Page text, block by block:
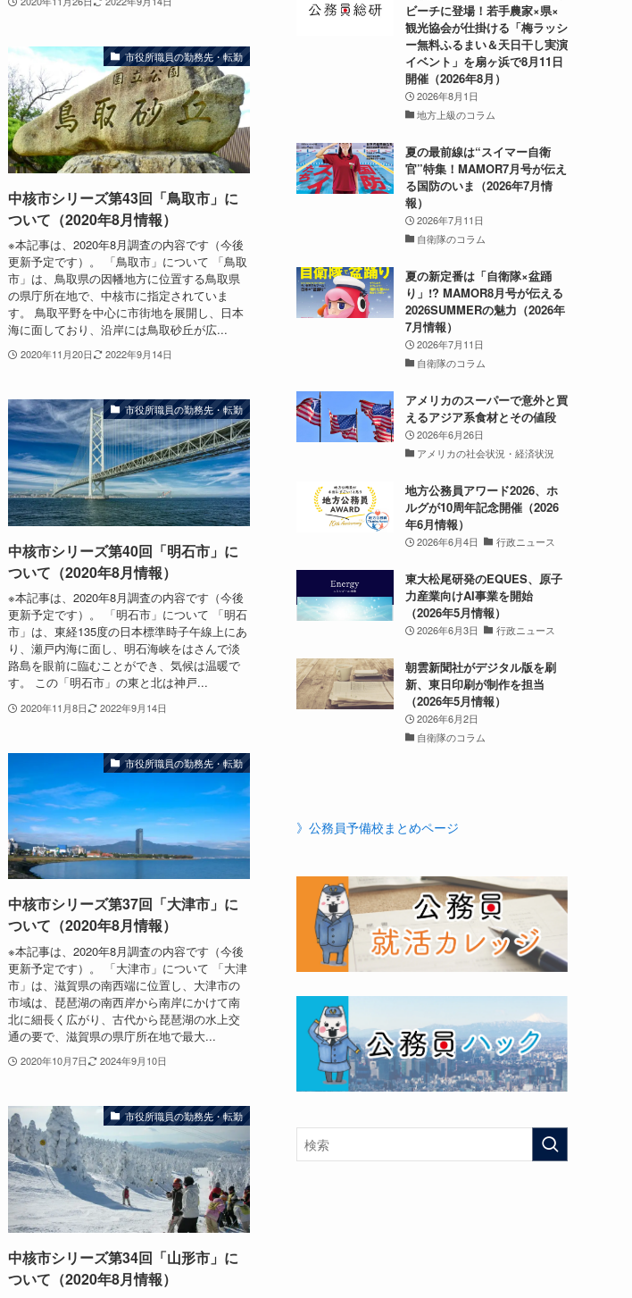
市役所職員の勤務先・転勤
中核市シリーズ第43回「鳥取市」に
ついて（2020年8月情報）
※本記事は、2020年8月調査の内容です（今後
更新予定です）。 「鳥取市」について 「鳥取
市」は、鳥取県の因幡地方に位置する鳥取県
の県庁所在地で、中核市に指定されていま
す。 鳥取平野を中心に市街地を展開し、日本
海に面しており、沿岸には鳥取砂丘が広...
2020年11月20日 2022年9月14日
市役所職員の勤務先・転勤
中核市シリーズ第40回「明石市」に
ついて（2020年8月情報）
※本記事は、2020年8月調査の内容です（今後
更新予定です）。 「明石市」について 「明石
市」は、東経135度の日本標準時子午線上にあ
り、瀬戸内海に面し、明石海峡をはさんで淡
路島を眼前に臨むことができ、気候は温暖で
す。 この「明石市」の東と北は神戸...
2020年11月8日 2022年9月14日
市役所職員の勤務先・転勤
中核市シリーズ第37回「大津市」に
ついて（2020年8月情報）
※本記事は、2020年8月調査の内容です（今後
更新予定です）。 「大津市」について 「大津
市」は、滋賀県の南西端に位置し、大津市の
市域は、琵琶湖の南西岸から南岸にかけて南
北に細長く広がり、古代から琵琶湖の水上交
通の要で、滋賀県の県庁所在地で最大...
2020年10月7日 2024年9月10日
市役所職員の勤務先・転勤
中核市シリーズ第34回「山形市」に
ついて（2020年8月情報）
ビーチに登場！若手農家×県×
観光協会が仕掛ける「梅ラッシ
ー無料ふるまい＆天日干し実演
イベント」を扇ヶ浜で8月11日
開催（2026年8月）
2026年8月1日
地方上級のコラム
夏の最前線は“スイマー自衛
官”特集！MAMOR7月号が伝え
る国防のいま（2026年7月情
報）
2026年7月11日
自衛隊のコラム
夏の新定番は「自衛隊×盆踊
り」!? MAMOR8月号が伝える
2026SUMMERの魅力（2026年
7月情報）
2026年7月11日
自衛隊のコラム
アメリカのスーパーで意外と買
えるアジア系食材とその値段
2026年6月26日
アメリカの社会状況・経済状況
地方公務員アワード2026、ホ
ルグが10周年記念開催（2026
年6月情報）
2026年6月4日 行政ニュース
東大松尾研発のEQUES、原子
力産業向けAI事業を開始
（2026年5月情報）
2026年6月3日 行政ニュース
朝雲新聞社がデジタル版を刷
新、東日印刷が制作を担当
（2026年5月情報）
2026年6月2日
自衛隊のコラム
》公務員予備校まとめページ